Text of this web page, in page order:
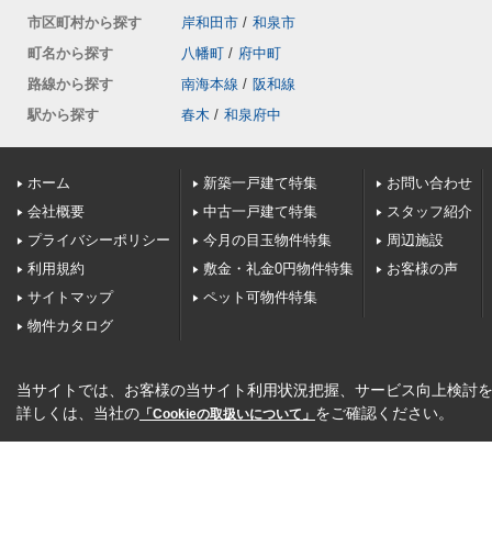
市区町村から探す 岸和田市 / 和泉市
町名から探す
八幡町 / 府中町
路線から探す
南海本線 / 阪和線
駅から探す
春木 / 和泉府中
ホーム
会社概要
プライバシーポリシー
利用規約
サイトマップ
物件カタログ
新築一戸建て特集
中古一戸建て特集
今月の目玉物件特集
敷金・礼金0円物件特集
ペット可物件特集
お問い合わせ
スタッフ紹介
周辺施設
お客様の声
当サイトでは、お客様の当サイト利用状況把握、サービス向上検討
詳しくは、当社の 「Cookieの取扱いについて」 をご確認ください。